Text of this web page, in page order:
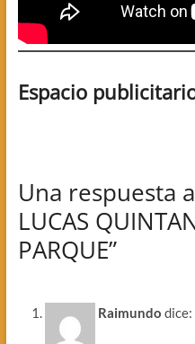
Espacio
Una respuesta
LUCAS
PARQUE”
Raimundo dice: